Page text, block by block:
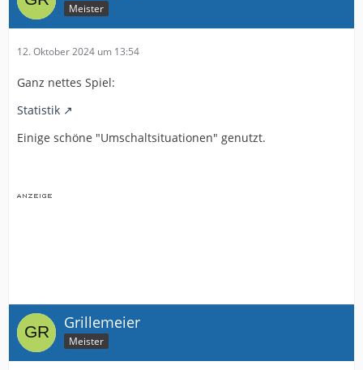
Meister
12. Oktober 2024 um 13:54
Ganz nettes Spiel:
Statistik
Einige schöne "Umschaltsituationen" genutzt.
Grillemeier
Meister